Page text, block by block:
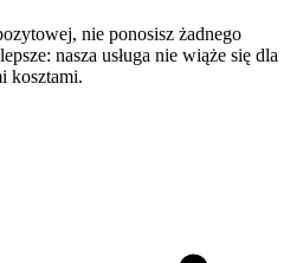
nie ponosisz żadnego
nasza usługa nie wiąże się dla
kosztami.